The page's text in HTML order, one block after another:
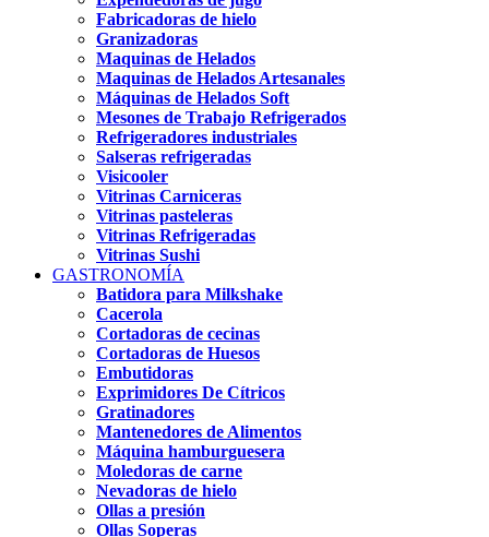
Fabricadoras de hielo
Granizadoras
Maquinas de Helados
Maquinas de Helados Artesanales
Máquinas de Helados Soft
Mesones de Trabajo Refrigerados
Refrigeradores industriales
Salseras refrigeradas
Visicooler
Vitrinas Carniceras
Vitrinas pasteleras
Vitrinas Refrigeradas
Vitrinas Sushi
GASTRONOMÍA
Batidora para Milkshake
Cacerola
Cortadoras de cecinas
Cortadoras de Huesos
Embutidoras
Exprimidores De Cítricos
Gratinadores
Mantenedores de Alimentos
Máquina hamburguesera
Moledoras de carne
Nevadoras de hielo
Ollas a presión
Ollas Soperas